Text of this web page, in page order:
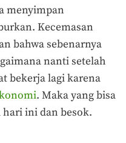
menyimpan
Kecemasan
bahwa sebenarnya
nanti setelah
bekerja lagi karena
. Maka yang bisa
ini dan besok.